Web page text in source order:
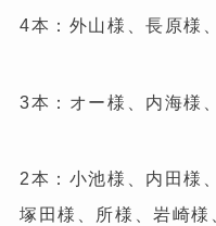
4本：外山様、長原様
3本：オー様、内海様
2本：小池様、内田様
塚田様、所様、岩崎様